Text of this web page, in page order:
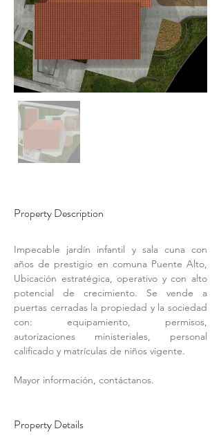
Property Description
Impecable jardín infantil y sala cuna con
años de prestigio en comuna Puente Alto,
Ubicación estratégica, operativo y con alto
potencial de crecimiento. Se vende a
puertas cerradas la propiedad y la sociedad
con: equipamiento, permisos,
autorizaciones ministeriales, personal
calificado y matrículas de niños vigente.
Mayor información, contáctanos.
Property Details